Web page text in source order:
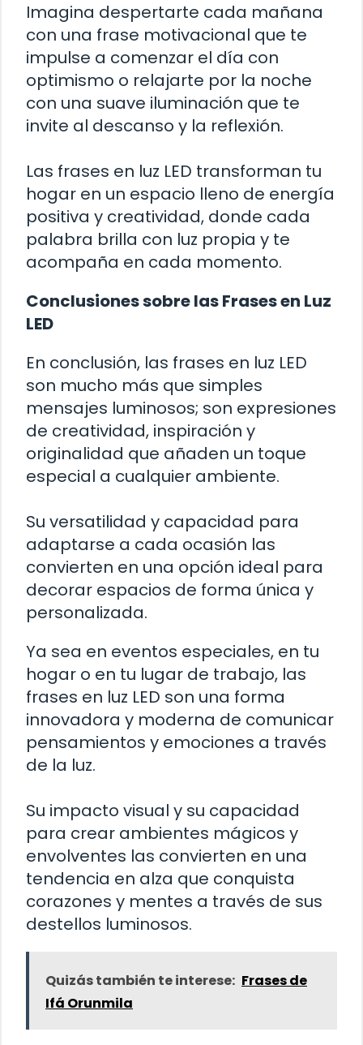
Imagina despertarte cada mañana
con una frase motivacional que te
impulse a comenzar el día con
optimismo o relajarte por la noche
con una suave iluminación que te
invite al descanso y la reflexión.
Las frases en luz LED transforman tu
hogar en un espacio lleno de energía
positiva y creatividad, donde cada
palabra brilla con luz propia y te
acompaña en cada momento.
Conclusiones sobre las Frases en Luz
LED
En conclusión, las frases en luz LED
son mucho más que simples
mensajes luminosos; son expresiones
de creatividad, inspiración y
originalidad que añaden un toque
especial a cualquier ambiente.
Su versatilidad y capacidad para
adaptarse a cada ocasión las
convierten en una opción ideal para
decorar espacios de forma única y
personalizada.
Ya sea en eventos especiales, en tu
hogar o en tu lugar de trabajo, las
frases en luz LED son una forma
innovadora y moderna de comunicar
pensamientos y emociones a través
de la luz.
Su impacto visual y su capacidad
para crear ambientes mágicos y
envolventes las convierten en una
tendencia en alza que conquista
corazones y mentes a través de sus
destellos luminosos.
Quizás también te interese: Frases de
Ifá Orunmila